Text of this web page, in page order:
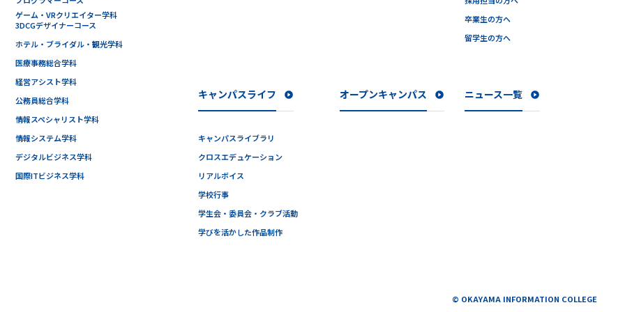
ゲーム・VRクリエイター学科
3DCGデザイナーコース
ホテル・ブライダル・観光学科
医療事務総合学科
経営アシスト学科
公務員総合学科
情報スペシャリスト学科
情報システム学科
デジタルビジネス学科
国際ITビジネス学科
卒業生の方へ
留学生の方へ
キャンパスライフ
キャンパスライブラリ
クロスエデュケーション
リアルボイス
学校行事
学生会・委員会・クラブ活動
学びを活かした作品制作
オープンキャンパス ニュース一覧
© OKAYAMA INFORMATION COLLEGE